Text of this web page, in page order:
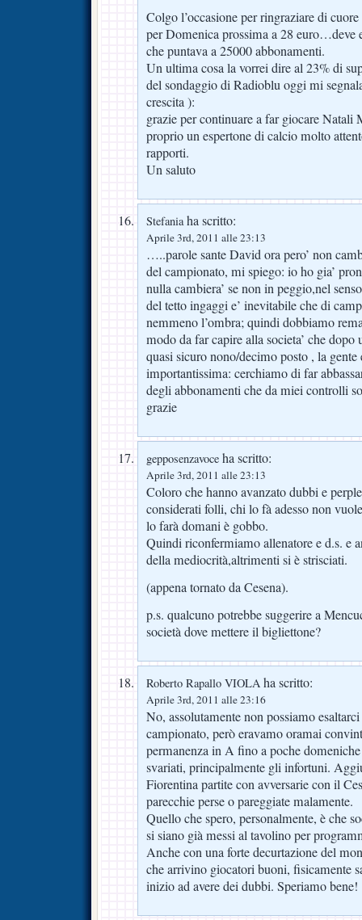
Colgo l’occasione per ringraziare di
per Domenica prossima a 28 euro…deve
che puntava a 25000 abbonamenti.
Un ultima cosa la vorrei dire al 23% di
del sondaggio di Radioblu oggi mi
crescita ):
grazie per continuare a far giocare
proprio un espertone di calcio molto
rapporti.
Un saluto
Stefaniaha scritto:
Aprile 3rd, 2011 alle 23:13
…..parole sante David ora pero’ non
del campionato, mi spiego: io ho gia’
nulla cambiera’ se non in peggio,nel
del tetto ingaggi e’ inevitabile che di
nemmeno l’ombra; quindi dobbiamo
modo da far capire alla societa’ che
quasi sicuro nono/decimo posto , la gente
importantissima: cerchiamo di far
degli abbonamenti che da miei controlli
grazie
gepposenzavoce ha scritto:
Aprile 3rd, 2011 alle 23:13
Coloro che hanno avanzato dubbi e
considerati folli, chi lo fà adesso non
lo farà domani è gobbo.
Quindi riconfermiamo allenatore e d.s. e
della mediocrità,altrimenti si è strisciati.
(appena tornato da Cesena).
p.s. qualcuno potrebbe suggerire a
società dove mettere il bigliettone?
Roberto Rapallo VIOLA ha scritto:
Aprile 3rd, 2011 alle 23:16
No, assolutamente non possiamo
campionato, però eravamo oramai
permanenza in A fino a poche
svariati, principalmente gli infortuni.
Fiorentina partite con avversarie con il
parecchie perse o pareggiate malamente.
Quello che spero, personalmente, è che
si siano già messi al tavolino per
Anche con una forte decurtazione del
che arrivino giocatori buoni, fisicamente
inizio ad avere dei dubbi. Speriamo bene!